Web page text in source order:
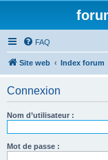
FAQ
Site web Index forum
Connexion
Nom d’utilisateur :
Mot de passe :